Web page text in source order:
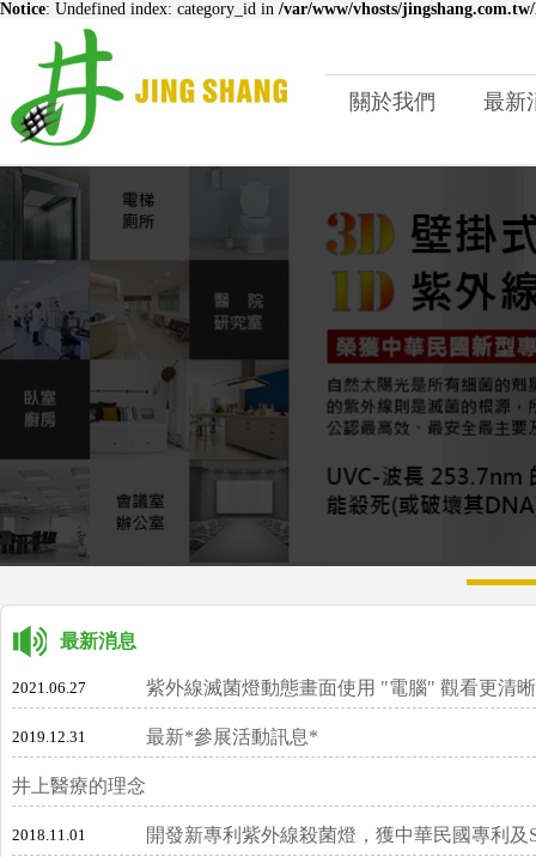
Notice: Undefined index: category_id in /var/www/vhosts/
關於我們 最新
最新消息
2021.06.27 紫外線滅菌燈動態畫面使用 "電腦" 觀看更清晰
2019.12.31 最新*參展活動訊息*
井上醫療的理念
2018.11.01 開發新專利紫外線殺菌燈，獲中華民國專利及